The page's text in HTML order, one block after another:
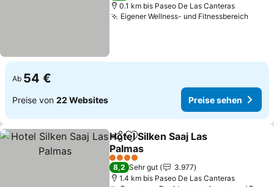
0.1 km bis Paseo De Las Canteras
Eigener Wellness- und Fitnessbereich
Ab 54 €
Preise von 22 Websites Preise sehen
TeilenZu Favoriten hinzufügen
Hotel Silken Saaj Las
Palmas
Preise sehen
4 Sterne
8,2 Sehr gut
3.977
1.4 km bis Paseo De Las Canteras